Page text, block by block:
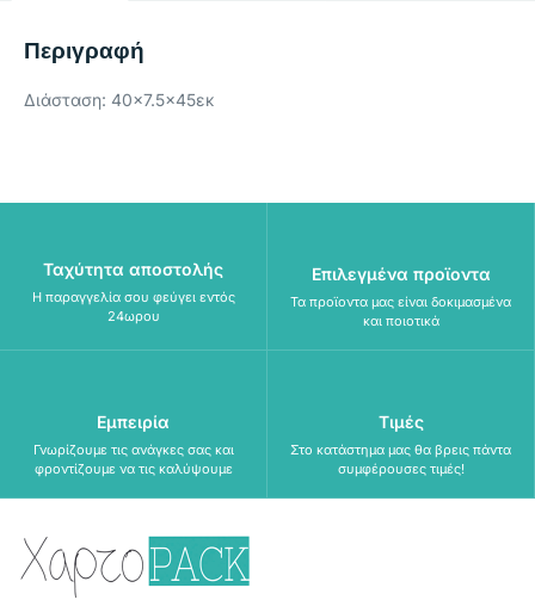
Περιγραφή
Διάσταση: 40×7.5×45εκ
Ταχύτητα αποστολής
Η παραγγελία σου φεύγει εντός
24ωρου
Επιλεγμένα προϊοντα
Τα προϊοντα μας είναι δοκιμασμένα
και ποιοτικά
Εμπειρία
Γνωρίζουμε τις ανάγκες σας και
φροντίζουμε να τις καλύψουμε
Τιμές
Στο κατάστημα μας θα βρεις πάντα
συμφέρουσες τιμές!